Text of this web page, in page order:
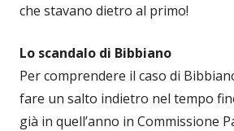
che stavano dietro al primo!
Lo scandalo di Bibbiano
Per comprendere il caso di
fare un salto indietro nel tempo
già in quell’anno in Commissione